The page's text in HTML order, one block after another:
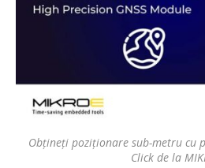
Obțineți poziționare sub-metru cu
Click de la